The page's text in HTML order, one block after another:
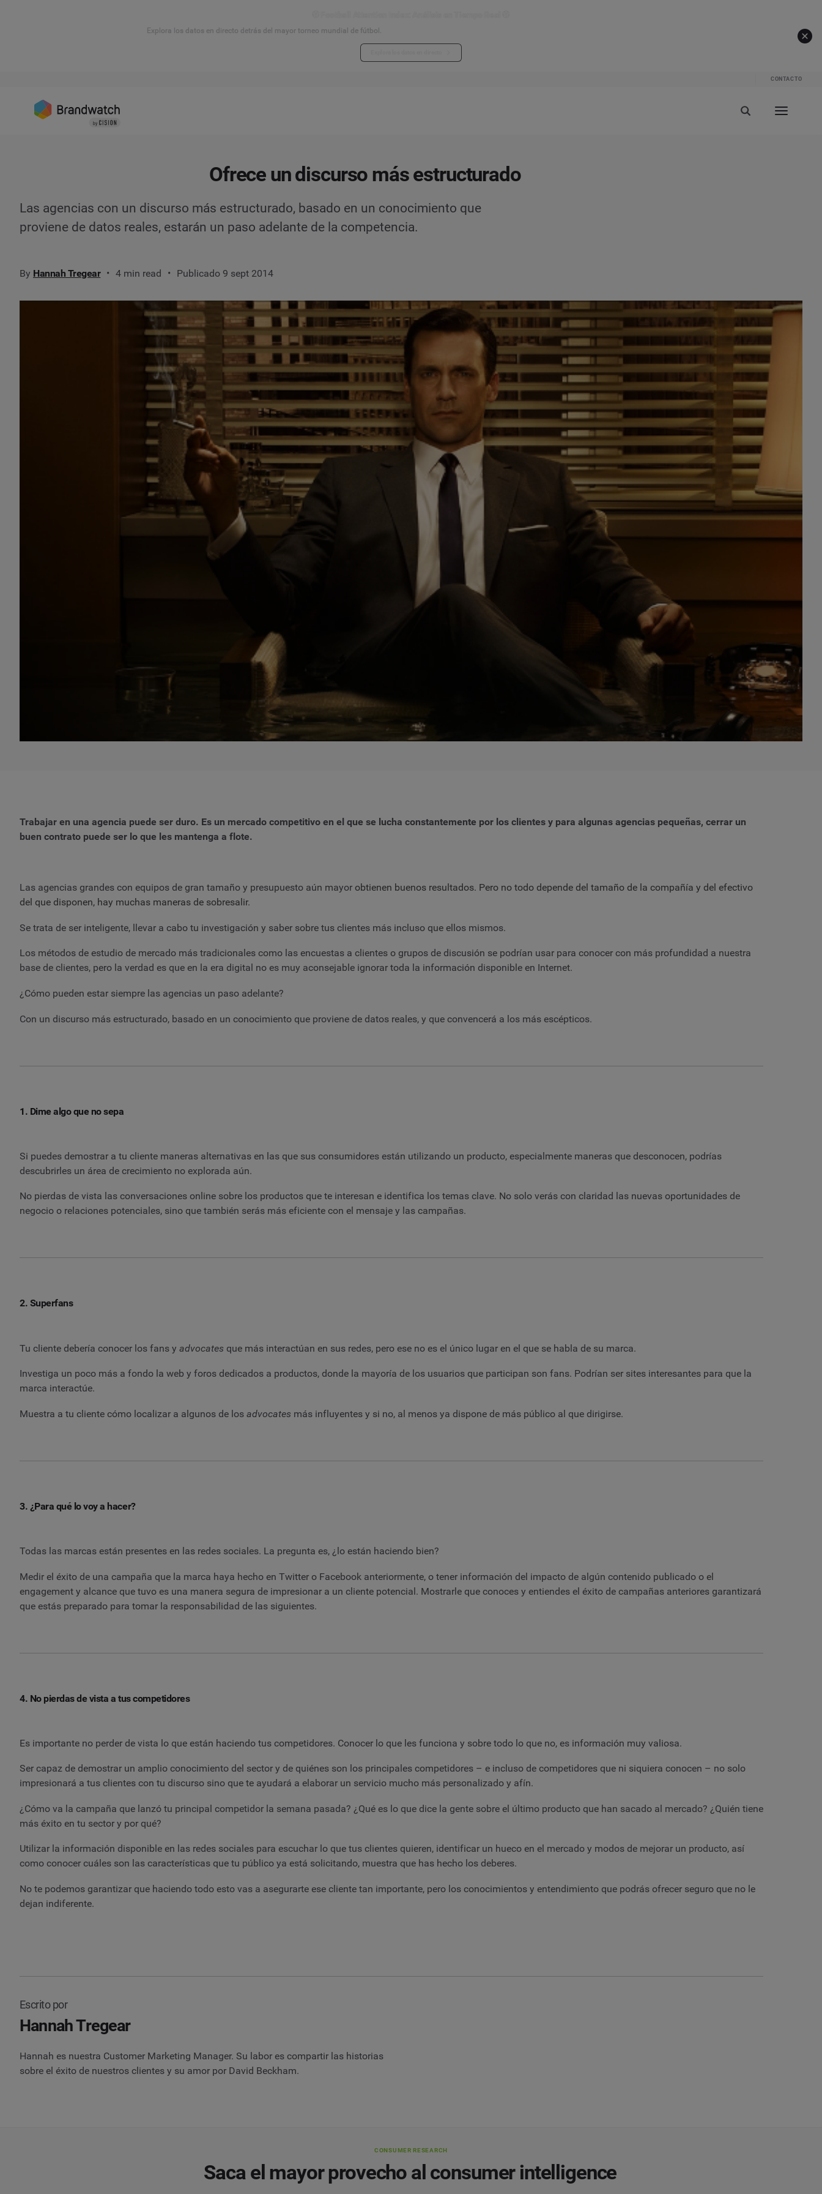
Explora los datos en directo detrás del mayor torneo mundial de fútbol.
CONTACTO
Ofrece un discurso más estructurado
Las agencias con un discurso más estructurado, basado en un conocimiento que
proviene de datos reales, estarán un paso adelante de la competencia.
By Hannah Tregear 4 min read Publicado 9 sept 2014
Trabajar en una agencia puede ser duro. Es un mercado competitivo en el que se lucha constantemente por los clientes y para algunas agencias pequeñas, cerrar un
buen contrato puede ser lo que les mantenga a flote.
Las agencias grandes con equipos de gran tamaño y presupuesto aún mayor obtienen buenos resultados. Pero no todo depende del tamaño de la compañía y del efectivo
del que disponen, hay muchas maneras de sobresalir.
Se trata de ser inteligente, llevar a cabo tu investigación y saber sobre tus clientes más incluso que ellos mismos.
Los métodos de estudio de mercado más tradicionales como las encuestas a clientes o grupos de discusión se podrían usar para conocer con más profundidad a nuestra
base de clientes, pero la verdad es que en la era digital no es muy aconsejable ignorar toda la información disponible en Internet.
¿Cómo pueden estar siempre las agencias un paso adelante?
Con un discurso más estructurado, basado en un conocimiento que proviene de datos reales, y que convencerá a los más escépticos.
1. Dime algo que no sepa
Si puedes demostrar a tu cliente maneras alternativas en las que sus consumidores están utilizando un producto, especialmente maneras que desconocen, podrías
descubrirles un área de crecimiento no explorada aún.
No pierdas de vista las conversaciones online sobre los productos que te interesan e identifica los temas clave. No solo verás con claridad las nuevas oportunidades de
negocio o relaciones potenciales, sino que también serás más eficiente con el mensaje y las campañas.
2. Superfans
Tu cliente debería conocer los fans y advocates que más interactúan en sus redes, pero ese no es el único lugar en el que se habla de su marca.
Investiga un poco más a fondo la web y foros dedicados a productos, donde la mayoría de los usuarios que participan son fans. Podrían ser sites interesantes para que la
marca interactúe.
Muestra a tu cliente cómo localizar a algunos de los advocates más influyentes y si no, al menos ya dispone de más público al que dirigirse.
3. ¿Para qué lo voy a hacer?
Todas las marcas están presentes en las redes sociales. La pregunta es, ¿lo están haciendo bien?
Medir el éxito de una campaña que la marca haya hecho en Twitter o Facebook anteriormente, o tener información del impacto de algún contenido publicado o el
engagement y alcance que tuvo es una manera segura de impresionar a un cliente potencial. Mostrarle que conoces y entiendes el éxito de campañas anteriores garantizará
que estás preparado para tomar la responsabilidad de las siguientes.
4. No pierdas de vista a tus competidores
Es importante no perder de vista lo que están haciendo tus competidores. Conocer lo que les funciona y sobre todo lo que no, es información muy valiosa.
Ser capaz de demostrar un amplio conocimiento del sector y de quiénes son los principales competidores – e incluso de competidores que ni siquiera conocen – no solo
impresionará a tus clientes con tu discurso sino que te ayudará a elaborar un servicio mucho más personalizado y afín.
¿Cómo va la campaña que lanzó tu principal competidor la semana pasada? ¿Qué es lo que dice la gente sobre el último producto que han sacado al mercado? ¿Quién tiene
más éxito en tu sector y por qué?
Utilizar la información disponible en las redes sociales para escuchar lo que tus clientes quieren, identificar un hueco en el mercado y modos de mejorar un producto, así
como conocer cuáles son las características que tu público ya está solicitando, muestra que has hecho los deberes.
No te podemos garantizar que haciendo todo esto vas a asegurarte ese cliente tan importante, pero los conocimientos y entendimiento que podrás ofrecer seguro que no le
dejan indiferente.
Escrito por
Hannah Tregear
Hannah es nuestra Customer Marketing Manager. Su labor es compartir las historias
sobre el éxito de nuestros clientes y su amor por David Beckham.
CONSUMER RESEARCH
Saca el mayor provecho al consumer intelligence